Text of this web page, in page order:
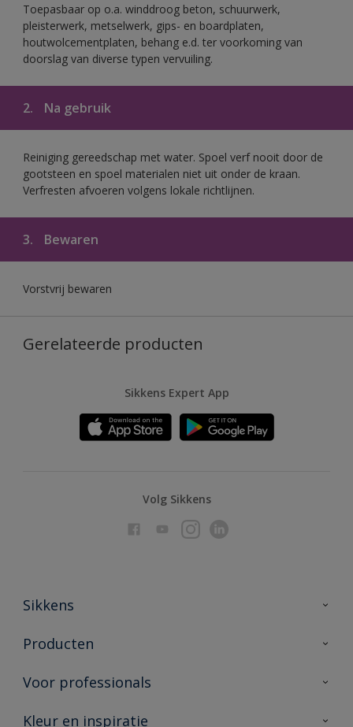
Toepasbaar op o.a. winddroog beton, schuurwerk,
pleisterwerk, metselwerk, gips- en boardplaten,
houtwolcementplaten, behang e.d. ter voorkoming van
doorslag van diverse typen vervuiling.
2. Na gebruik
Reiniging gereedschap met water. Spoel verf nooit door de
gootsteen en spoel materialen niet uit onder de kraan.
Verfresten afvoeren volgens lokale richtlijnen.
3. Bewaren
Vorstvrij bewaren
Gerelateerde producten
Sikkens Expert App
Volg Sikkens
Sikkens
Over Sikkens
Duurzaamheid
Producten
Producten voor binnen
Vind je verkooppunt
Voor professionals
Advies & service
Kleur en inspiratie